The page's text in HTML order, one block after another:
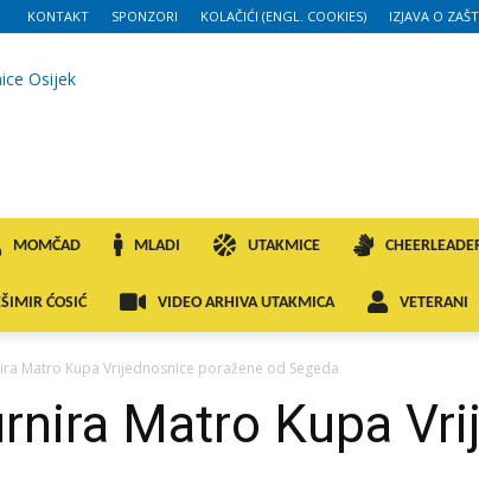
KONTAKT SPONZORI KOLAČIĆI (ENGL. COOKIES) IZJAVA O
MOMČAD MLADI UTAKMICE
ĆOSIĆ VIDEO ARHIVA UTAKMICA VETERANI
Matro Kupa Vrijednosnice poražene od Segeda
Matro Kupa